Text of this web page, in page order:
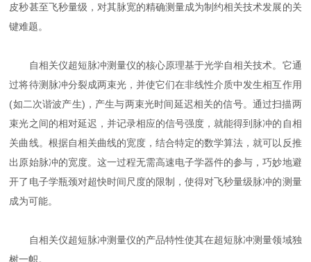
皮秒甚至飞秒量级，对其脉宽的精确测量成为制约相关技术发展的关
键难题。
自相关仪超短脉冲测量仪的核心原理基于光学自相关技术。它通
过将待测脉冲分裂成两束光，并使它们在非线性介质中发生相互作用
(如二次谐波产生)，产生与两束光时间延迟相关的信号。通过扫描两
束光之间的相对延迟，并记录相应的信号强度，就能得到脉冲的自相
关曲线。根据自相关曲线的宽度，结合特定的数学算法，就可以反推
出原始脉冲的宽度。这一过程无需高速电子学器件的参与，巧妙地避
开了电子学瓶颈对超快时间尺度的限制，使得对飞秒量级脉冲的测量
成为可能。
自相关仪超短脉冲测量仪的产品特性使其在超短脉冲测量领域独
树一帜。